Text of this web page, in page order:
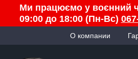
Ми працюємо у воєнний
09:00 до 18:00 (Пн-Вс)
О компании